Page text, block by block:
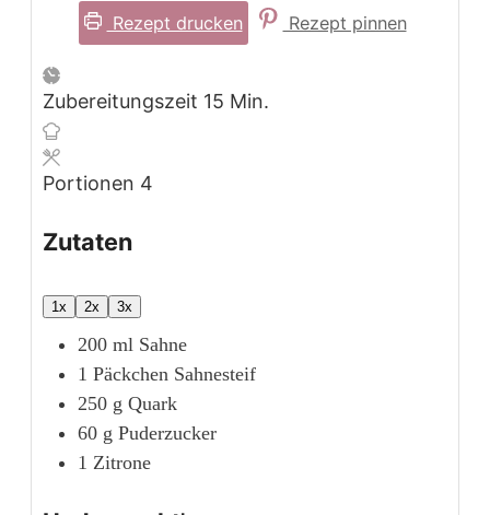
Rezept drucken Rezept pinnen
Zubereitungszeit 15 Minuten
Min.
Portionen 4
Zutaten
1x 2x 3x
200 ml Sahne
1 Päckchen Sahnesteif
250 g Quark
60 g Puderzucker
1 Zitrone